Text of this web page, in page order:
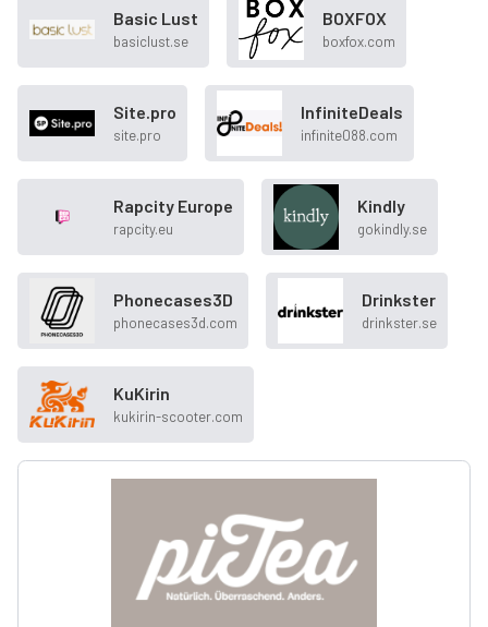
Basic Lust
basiclust.se
BOXFOX
boxfox.com
Site.pro
site.pro
InfiniteDeals
infinite088.com
Rapcity Europe
rapcity.eu
Kindly
gokindly.se
Phonecases3D
phonecases3d.com
Drinkster
drinkster.se
KuKirin
kukirin-scooter.com